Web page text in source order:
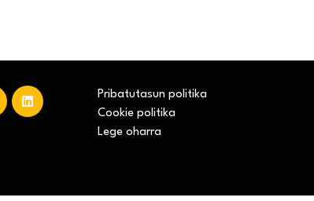
Pribatutasun politika
Cookie politika
Lege oharra